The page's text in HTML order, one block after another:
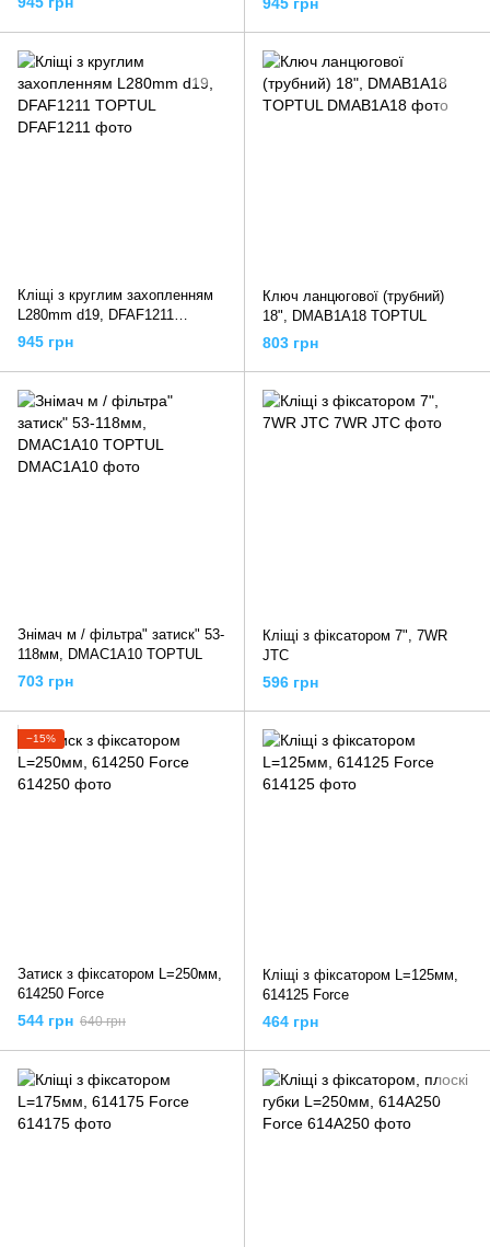
Кліщі з круглим захопленням
L280mm d19, DFAF1211
TOPTUL
945 грн
Ключ ланцюгової (трубний)
18", DMAB1A18 TOPTUL
803 грн
Знімач м / фільтра" затиск" 53-
118мм, DMAC1A10 TOPTUL
703 грн
Кліщі з фіксатором 7", 7WR
JTC
596 грн
−15%
Затиск з фіксатором L=250мм,
614250 Force
544 грн 640 грн
Кліщі з фіксатором L=125мм,
614125 Force
464 грн